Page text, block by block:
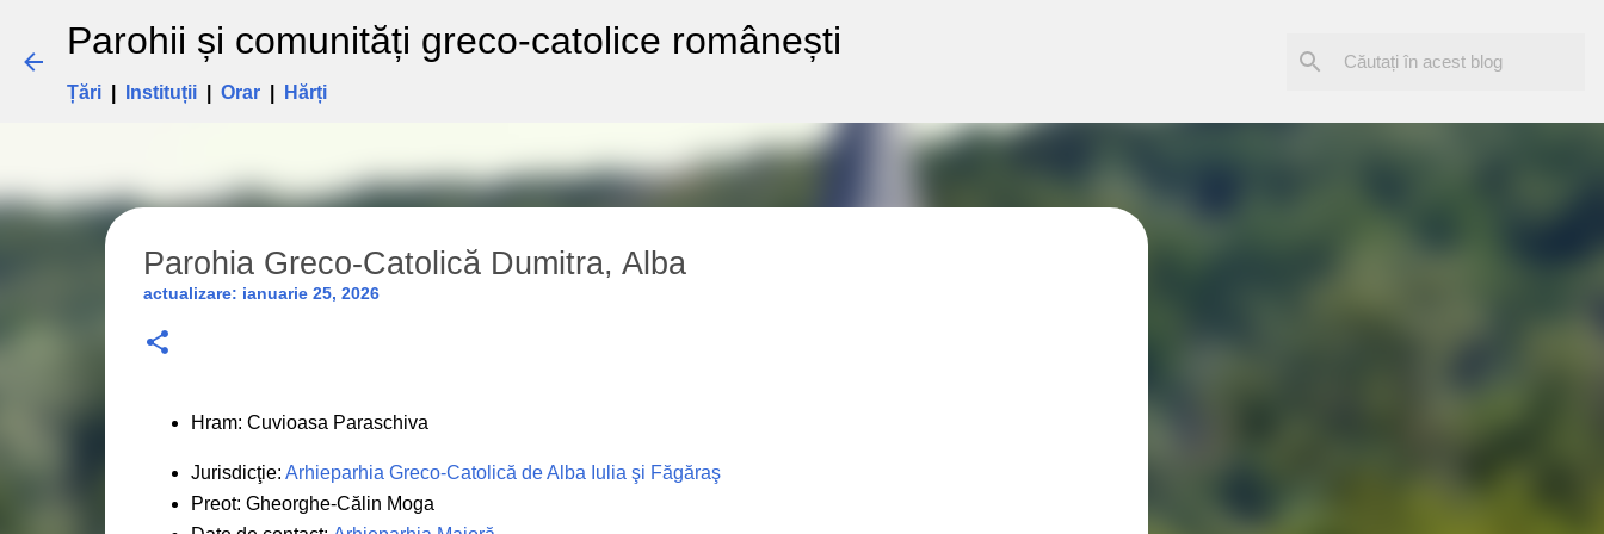
Treceți la conținutul principal
Parohii și comunități greco-catolice românești
Țări Instituții Orar Hărți
Parohia Greco-Catolică Dumitra, Alba
actualizare: ianuarie 25, 2026
Hram: Cuvioasa Paraschiva
Jurisdicţie: Arhieparhia Greco-Catolică de Alba Iulia şi Făgăraş
Preot: Gheorghe-Călin Moga